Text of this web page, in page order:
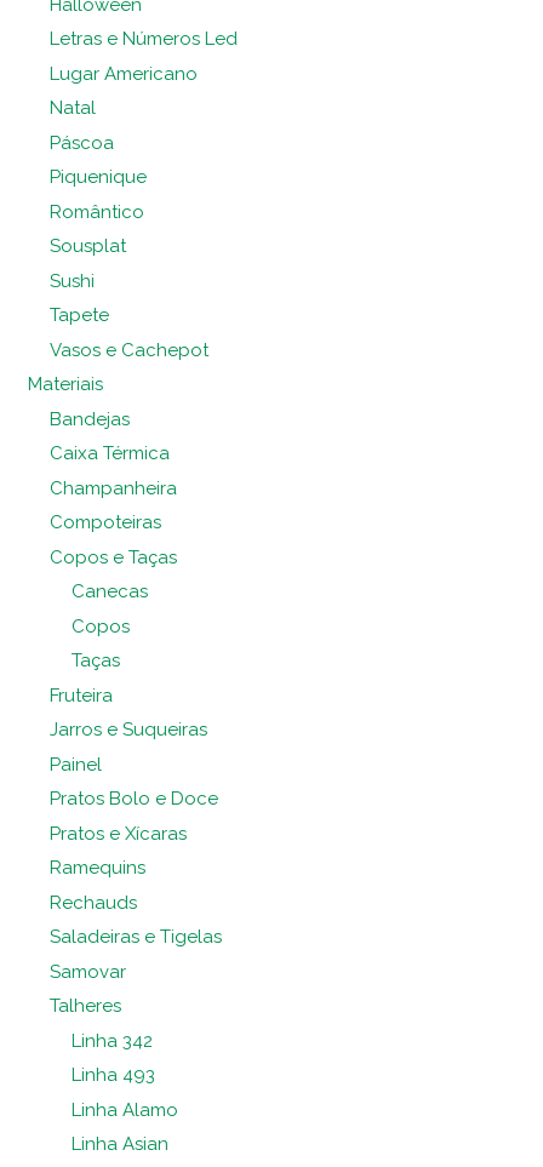
Halloween
Letras e Números Led
Lugar Americano
Natal
Páscoa
Piquenique
Romântico
Sousplat
Sushi
Tapete
Vasos e Cachepot
Materiais
Bandejas
Caixa Térmica
Champanheira
Compoteiras
Copos e Taças
Canecas
Copos
Taças
Fruteira
Jarros e Suqueiras
Painel
Pratos Bolo e Doce
Pratos e Xícaras
Ramequins
Rechauds
Saladeiras e Tigelas
Samovar
Talheres
Linha 342
Linha 493
Linha Alamo
Linha Asian